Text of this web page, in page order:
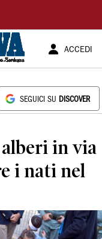
ACCEDI
SEGUICI SU DISCOVER
in via
i nati nel